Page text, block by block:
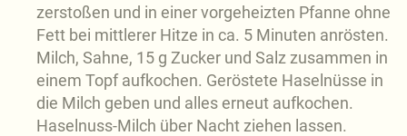
zerstoßen und in einer vorgeheizten Pfanne ohne
Fett bei mittlerer Hitze in ca. 5 Minuten anrösten.
Milch, Sahne, 15 g Zucker und Salz zusammen in
einem Topf aufkochen. Geröstete Haselnüsse in
die Milch geben und alles erneut aufkochen.
Haselnuss-Milch über Nacht ziehen lassen.